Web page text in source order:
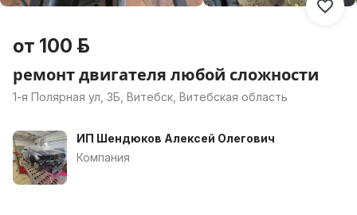
от 100 р.
ремонт двигателя любой сложности
1-я Полярная ул, 3Б, Витебск, Витебская область
ИП Шендюков Алексей Олегович
Компания